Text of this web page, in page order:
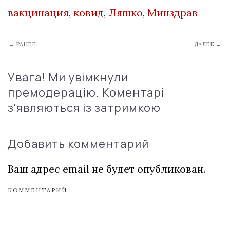
вакцинация, ковид, Ляшко, Минздрав
← РАНЕЕ ДАЛЕЕ →
Увага! Ми увімкнули
премодерацію. Коментарі
з'являються із затримкою
Добавить комментарий
Ваш адрес email не будет опубликован.
КОММЕНТАРИЙ